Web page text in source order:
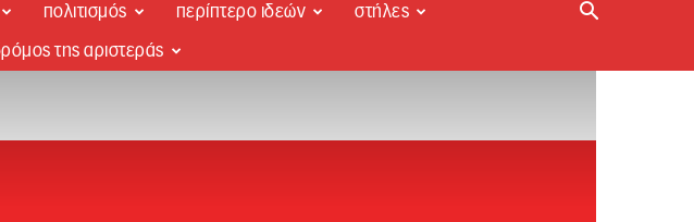
πολιτισμός περίπτερο ιδεών στήλες
της αριστεράς